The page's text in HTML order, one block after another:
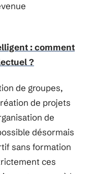
: comment
?
de groupes,
de projets
de
désormais
sans formation
ces